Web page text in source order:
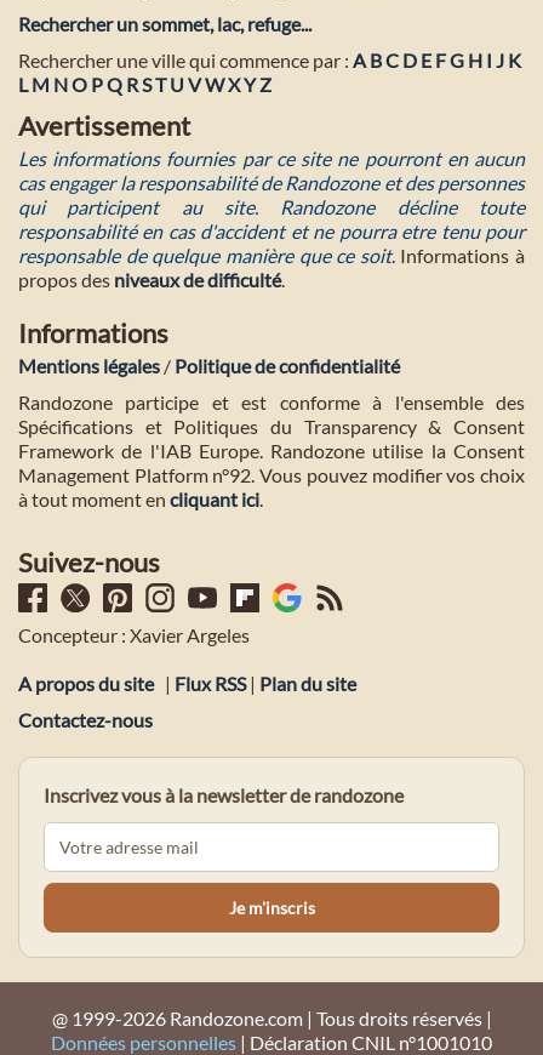
Rechercher un sommet, lac, refuge...
Rechercher une ville qui commence par : A BC D E FG H I J K
L M NO PQ R ST U VWXY Z
Avertissement
Les informations fournies par ce site ne pourront en aucun
cas engager la responsabilité de Randozone et des personnes
qui participent au site. Randozone décline toute
responsabilité en cas d'accident et ne pourra etre tenu pour
responsable de quelque manière que ce soit. Informations à
propos des niveaux de difficulté.
Informations
Mentions légales / Politique de confidentialité
Randozone participe et est conforme à l'ensemble des
Spécifications et Politiques du Transparency & Consent
Framework de l'IAB Europe. Randozone utilise la Consent
Management Platform n°92. Vous pouvez modifier vos choix
à tout moment en cliquant ici
Suivez-nous
Concepteur : Xavier Argeles
A propos du site | Flux RSS| Plan du site
Contactez-nous
Inscrivez vous à la newsletter de randozone
@ 1999-2026 Randozone.com | Tous droits réservés |
Données personnelles | Déclaration CNIL n°1001010